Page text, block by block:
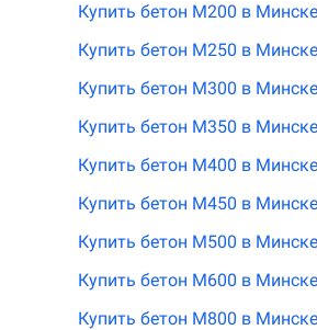
Купить бетон М200 в Минске
Купить бетон М250 в Минске
Купить бетон М300 в Минске
Купить бетон М350 в Минске
Купить бетон М400 в Минске
Купить бетон М450 в Минске
Купить бетон М500 в Минске
Купить бетон М600 в Минске
Купить бетон М800 в Минске